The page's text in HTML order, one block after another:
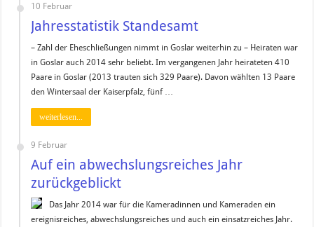
10 Februar
Jahresstatistik Standesamt
– Zahl der Eheschließungen nimmt in Goslar weiterhin zu – Heiraten war
in Goslar auch 2014 sehr beliebt. Im vergangenen Jahr heirateten 410
Paare in Goslar (2013 trauten sich 329 Paare). Davon wählten 13 Paare
den Wintersaal der Kaiserpfalz, fünf …
weiterlesen...
9 Februar
Auf ein abwechslungsreiches Jahr
zurückgeblickt
Das Jahr 2014 war für die Kameradinnen und Kameraden ein
ereignisreiches, abwechslungsreiches und auch ein einsatzreiches Jahr.